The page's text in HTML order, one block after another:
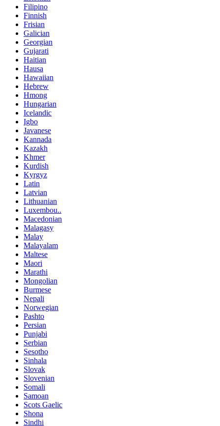
Filipino
Finnish
Frisian
Galician
Georgian
Gujarati
Haitian
Hausa
Hawaiian
Hebrew
Hmong
Hungarian
Icelandic
Igbo
Javanese
Kannada
Kazakh
Khmer
Kurdish
Kyrgyz
Latin
Latvian
Lithuanian
Luxembou..
Macedonian
Malagasy
Malay
Malayalam
Maltese
Maori
Marathi
Mongolian
Burmese
Nepali
Norwegian
Pashto
Persian
Punjabi
Serbian
Sesotho
Sinhala
Slovak
Slovenian
Somali
Samoan
Scots Gaelic
Shona
Sindhi